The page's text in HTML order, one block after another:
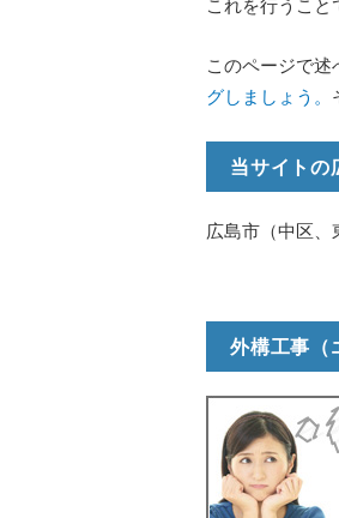
これを行うこと
このページで述
グしましょう。
当サイトの
広島市（中区、
外構工事（